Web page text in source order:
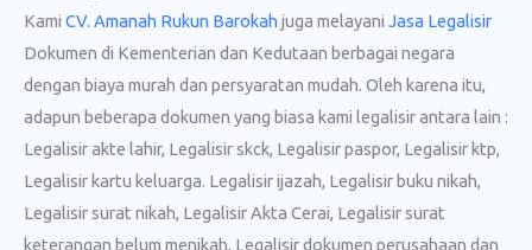
Kami CV. Amanah Rukun Barokah juga melayani Jasa Legalisir
Dokumen di Kementerian dan Kedutaan berbagai negara
dengan biaya murah dan persyaratan mudah. Oleh karena itu,
adapun beberapa dokumen yang biasa kami legalisir antara lain :
Legalisir akte lahir, Legalisir skck, Legalisir paspor, Legalisir ktp,
Legalisir kartu keluarga. Legalisir ijazah, Legalisir buku nikah,
Legalisir surat nikah, Legalisir Akta Cerai, Legalisir surat
keterangan belum menikah, Legalisir dokumen perusahaan dan